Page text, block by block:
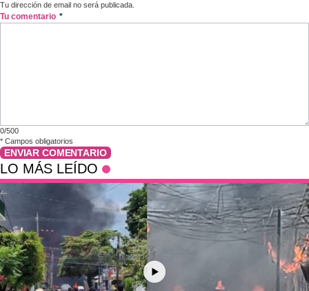
Tu dirección de email no será publicada.
Tu comentario *
0/500
* Campos obligatorios
ENVIAR COMENTARIO
LO MÁS LEÍDO